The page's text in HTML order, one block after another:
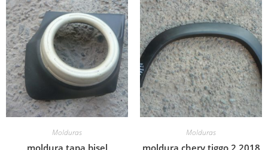
Molduras Molduras